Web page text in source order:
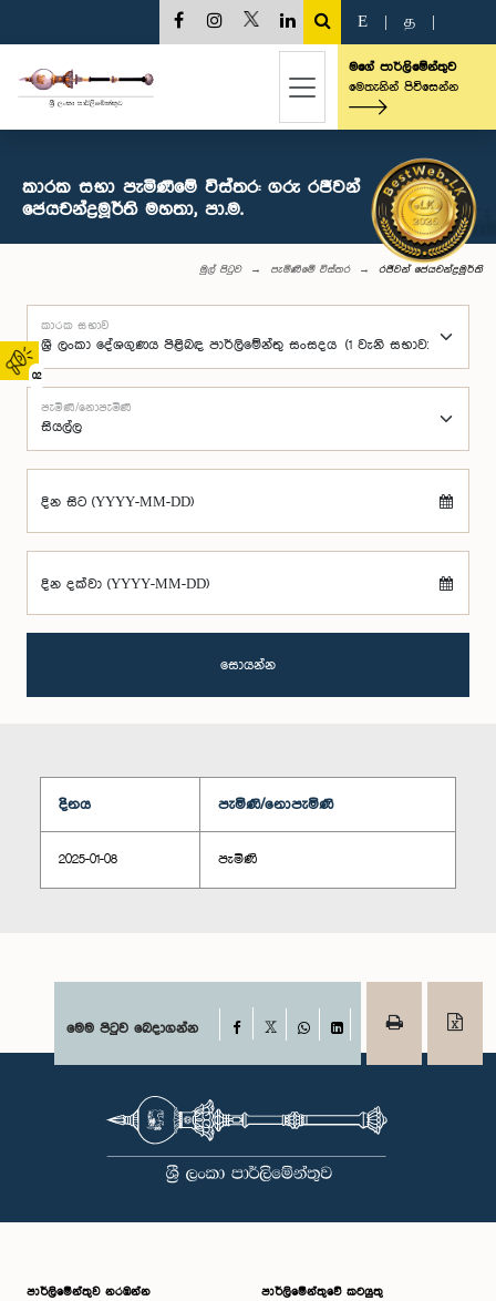
02
E த
මගේ පාර්ලිමේන්තුව
මෙතැනින් පිවිසෙන්න
කාරක සභා පැමිණීමේ විස්තර: ගරු රජීවන්
ජෙයචන්ද්‍රමූර්ති මහතා, පා.ම.
මුල් පිටුව පැමිණීමේ විස්තර රජීවන් ජෙයචන්ද්‍රමූර්ති
කාරක සභාව
පැමිණි/නොපැමිණි
දින සිට (YYYY-MM-DD)
දින දක්වා (YYYY-MM-DD)
සොයන්න
දිනය පැමිණි/නොපැමිණි
2025-01-08 පැමිණි
මෙම පිටුව බෙදාගන්න Facebook
WhatsAppLinkedIn
පාර්ලි‌මේන්තුව නරඹන්න පාර්ලිමේන්තුවේ කටයුතු